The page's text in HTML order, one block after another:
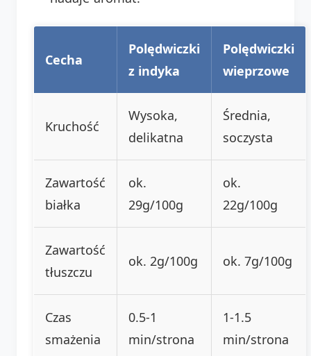
Cecha
Polędwiczki
z indyka
Polędwiczki
wieprzowe
Kruchość
Wysoka,
delikatna
Średnia,
soczysta
Zawartość
białka
ok.
29g/100g
ok.
22g/100g
Zawartość
tłuszczu
ok. 2g/100g ok. 7g/100g
Czas
smażenia
0.5-1
min/strona
1-1.5
min/strona